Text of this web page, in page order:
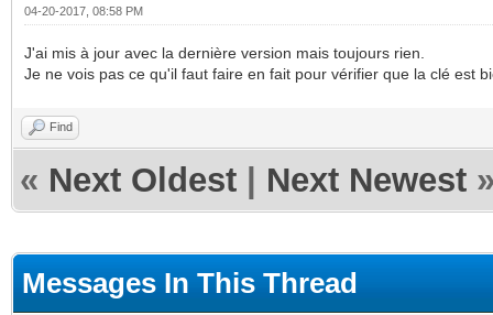
04-20-2017, 08:58 PM
J'ai mis à jour avec la dernière version mais toujours rien.
Je ne vois pas ce qu'il faut faire en fait pour vérifier que la clé est
Find
« Next Oldest Next Newest
Messages In This Thread